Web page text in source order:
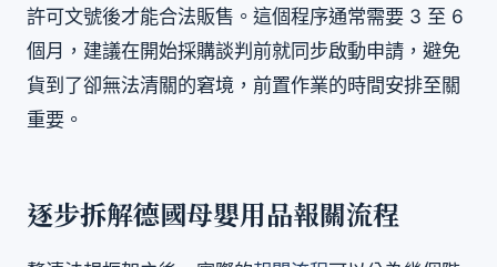
許可文號後才能合法販售。這個程序通常需要 3 至 6
個月，建議在開始採購談判前就同步啟動申請，避免
貨到了卻無法清關的窘境，前置作業的時間安排至關
重要。
逐步拆解德國母嬰用品報關流程